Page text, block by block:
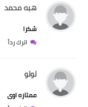
هبه محمد
شكرا
اترك رداً
لولو
ممتازه اوى